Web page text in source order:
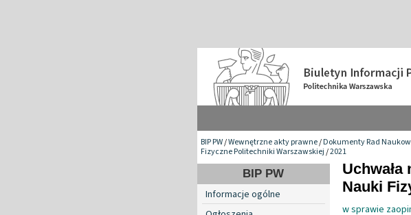
BIP PW/Wewnętrzne akty prawne/Dokumenty Rad
Fizyczne Politechniki Warszawskiej/2021
BIP PW
Informacje ogólne
Nauki
w sprawie